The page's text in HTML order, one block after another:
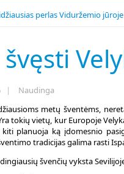
perlas Viduržemio jūroje
|
Naudinga
metų šventėms,
tokių vietų, kur Europoje
kiti planuoja ką įdomesnio
tradicijas galima rasti
švenčių vyksta